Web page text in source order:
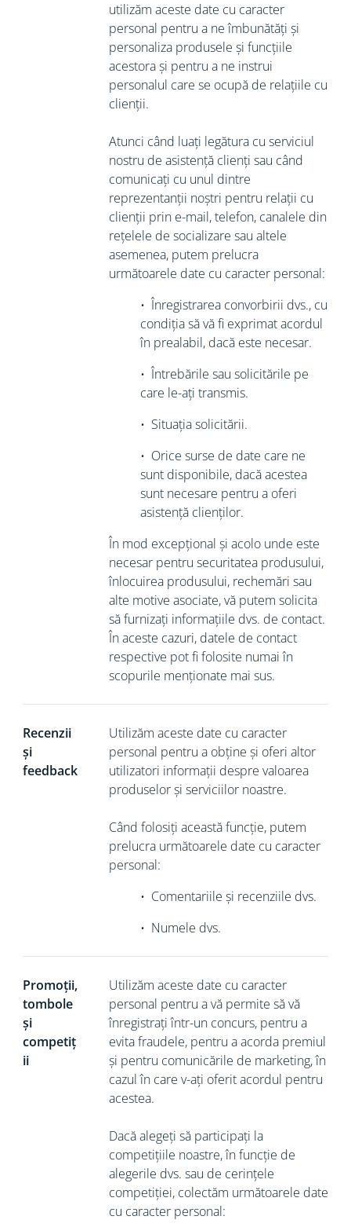
utilizăm aceste date cu caracter
personal pentru a ne îmbunătăți și
personaliza produsele și funcțiile
acestora și pentru a ne instrui
personalul care se ocupă de relațiile cu
clienții.
Atunci când luați legătura cu serviciul
nostru de asistență clienți sau când
comunicați cu unul dintre
reprezentanții noștri pentru relații cu
clienții prin e-mail, telefon, canalele din
rețelele de socializare sau altele
asemenea, putem prelucra
următoarele date cu caracter personal:
• Înregistrarea convorbirii dvs., cu
condițiasă vă fi exprimat acordul
în prealabil, dacă este necesar.
• Întrebările sau solicitările pe
care le-ați transmis.
• Situația solicitării.
• Orice surse de date care ne
sunt disponibile, dacă acestea
sunt necesare pentru a oferi
asistență clienților.
În mod excepțional și acolo unde este
necesar pentru securitatea produsului,
înlocuirea produsului, rechemări sau
alte motive asociate, vă putem solicita
săfurnizați informațiile dvs. de contact.
În aceste cazuri, datele de contact
respective pot fi folosite numai în
scopurile menționate mai sus.
Recenzii
și
feedback
Utilizăm aceste date cu caracter
personal pentru a obține și oferi altor
utilizatori informații despre valoarea
produselor și serviciilor noastre.
Când folosiți această funcție, putem
prelucra următoarele date cu caracter
personal:
• Comentariile și recenziile dvs.
• Numele dvs.
Promoții,
tombole
și
competiț
ii
Utilizăm aceste date cu caracter
personal pentru a vă permite să vă
înregistrați într-un concurs, pentru a
evita fraudele, pentru a acorda premiul
și pentru comunicările de marketing, în
cazul în care v-ați oferit acordul pentru
acestea.
Dacă alegeți să participați la
competițiile noastre, în funcție de
alegerile dvs. sau de cerințele
competiției, colectăm următoarele date
cu caracter personal: